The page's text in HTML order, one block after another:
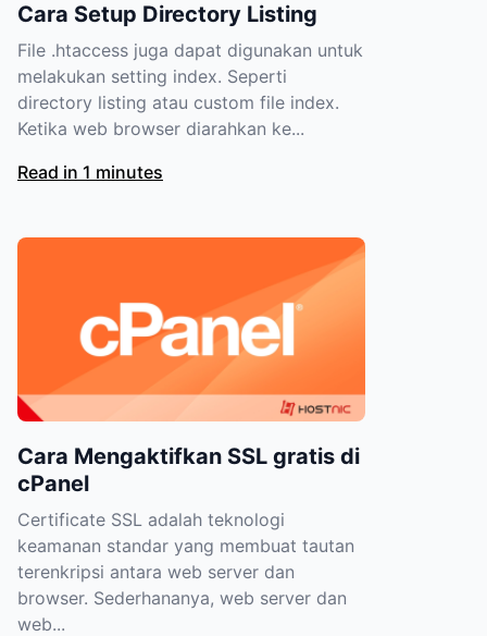
Cara Setup Directory Listing
File .htaccess juga dapat digunakan untuk
melakukan setting index. Seperti
directory listing atau custom file index.
Ketika web browser diarahkan ke...
Read in 1 minutes
Cara Mengaktifkan SSL gratis di
cPanel
Certificate SSL adalah teknologi
keamanan standar yang membuat tautan
terenkripsi antara web server dan
browser. Sederhananya, web server dan
web...